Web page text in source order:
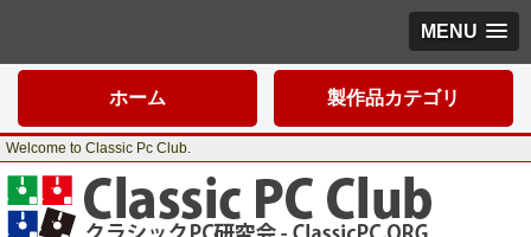
MENU
ホーム 製作品カテゴリ
Welcome to Classic Pc Club.